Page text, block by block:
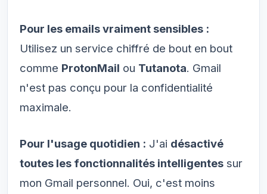
Pour les emails vraiment sensibles :
Utilisez un service chiffré de bout en bout
comme ProtonMail ou Tutanota. Gmail
n'est pas conçu pour la confidentialité
maximale.
Pour l'usage quotidien : J'ai désactivé
toutes les fonctionnalités intelligentes sur
mon Gmail personnel. Oui, c'est moins